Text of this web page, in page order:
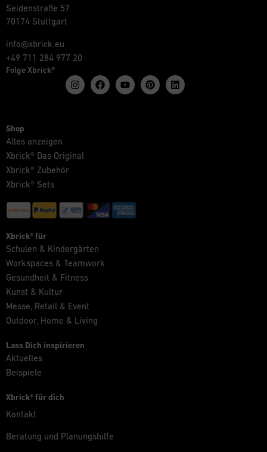
Seidenstraße 57
70174 Stuttgart
info@xbrick.eu
+49 711 284 977 20
Folge Xbrick®
Shop
Alles anzeigen
Xbrick® Das Original
Xbrick® Zubehör
Xbrick® Sets
Xbrick® für
Schulen & Kindergärten
Workspaces & Teamwork
Gesundheit & Fitness
Kunst & Kultur
Messe, Retail & Event
Outdoor, Home & Living
Lass Dich inspirieren
Aktuelles
Beispiele
Xbrick® für dich
Kontakt
Beratung und Planungshilfe